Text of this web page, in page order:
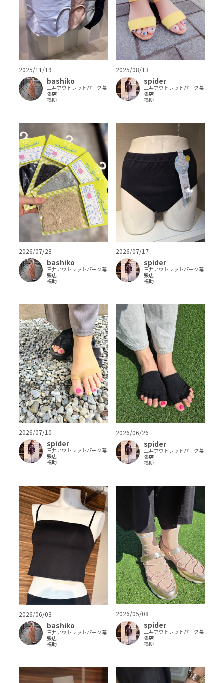
2025/11/19
bashiko
三井アウトレットパーク幕
張店
福助
2025/08/13
spider
三井アウトレットパーク幕
張店
福助
2026/07/28
bashiko
三井アウトレットパーク幕
張店
福助
2026/07/17
spider
三井アウトレットパーク幕
張店
福助
2026/07/10
spider
三井アウトレットパーク幕
張店
福助
2026/06/26
spider
三井アウトレットパーク幕
張店
福助
2026/06/03
bashiko
三井アウトレットパーク幕
張店
福助
2026/05/08
spider
三井アウトレットパーク幕
張店
福助